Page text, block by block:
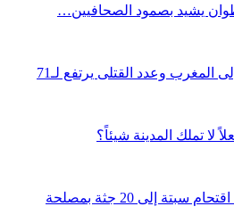
يشيد بصمود الصحافيين…
لا تملك المدينة شيئاً؟
ارتفاع حصيلة ضحايا محاولة اقتحام سبتة إلى 20 جثة بمصلحة